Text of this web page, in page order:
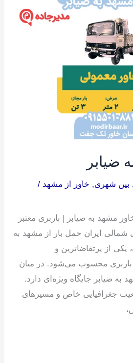
ضیابر
بین شهری, خاور از مشهد /
مشهد به ضیابر | باربری معتبر
شمالی ایران حمل بار از مشهد به
از پرتقاضاترین و
محسوب می‌شود. در میان
به ضیابر جایگاه ویژه‌ای دارد.
جغرافیایی خاص و مسیرهای